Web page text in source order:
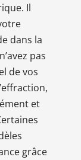
Il
dans la
pas
de vos
et
grâce